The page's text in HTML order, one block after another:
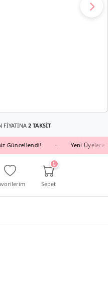
FİYATINA2 TAKSİT
• Yeni Üyelere
0
Sepet